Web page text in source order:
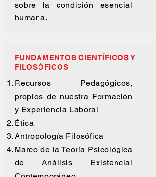
sobre la condición esencial
humana.
FUNDAMENTOS CIENTÍFICOS Y
FILOSÓFICOS
Recursos Pedagógicos,
propios de nuestra Formación
y Experiencia Laboral
Ética
Antropología Filosófica
Marco de la Teoría Psicológica
de Análisis Existencial